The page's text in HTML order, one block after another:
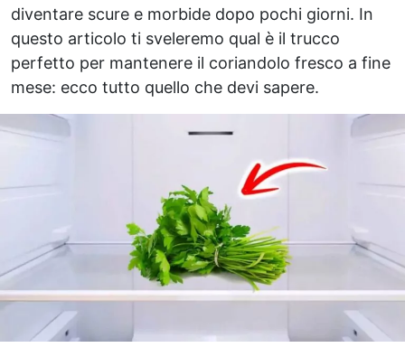
diventare scure e morbide dopo pochi giorni. In
questo articolo ti sveleremo qual è il trucco
perfetto per mantenere il coriandolo fresco a fine
mese: ecco tutto quello che devi sapere.